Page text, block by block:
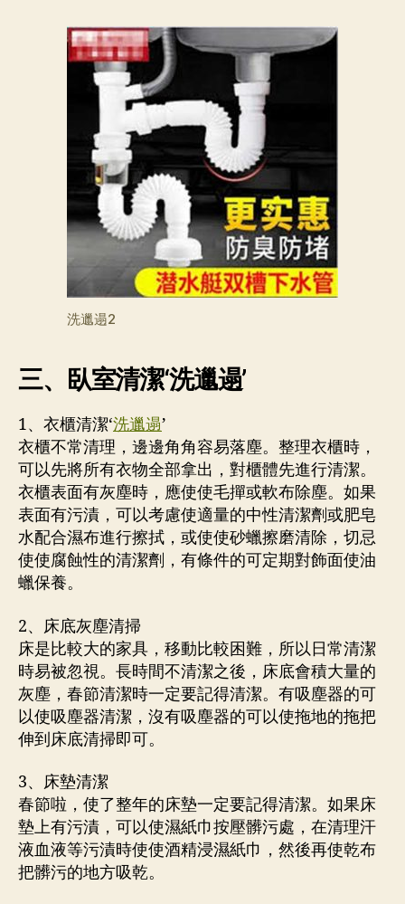
洗邋遢2
三、臥室清潔‘洗邋遢’
1、衣櫃清潔‘洗邋遢’
衣櫃不常清理，邊邊角角容易落塵。整理衣櫃時，
可以先將所有衣物全部拿出，對櫃體先進行清潔。
衣櫃表面有灰塵時，應使使毛撣或軟布除塵。如果
表面有污漬，可以考慮使適量的中性清潔劑或肥皂
水配合濕布進行擦拭，或使使砂蠟擦磨清除，切忌
使使腐蝕性的清潔劑，有條件的可定期對飾面使油
蠟保養。
2、床底灰塵清掃
床是比較大的家具，移動比較困難，所以日常清潔
時易被忽視。長時間不清潔之後，床底會積大量的
灰塵，春節清潔時一定要記得清潔。有吸塵器的可
以使吸塵器清潔，沒有吸塵器的可以使拖地的拖把
伸到床底清掃即可。
3、床墊清潔
春節啦，使了整年的床墊一定要記得清潔。如果床
墊上有污漬，可以使濕紙巾按壓髒污處，在清理汗
液血液等污漬時使使酒精浸濕紙巾，然後再使乾布
把髒污的地方吸乾。